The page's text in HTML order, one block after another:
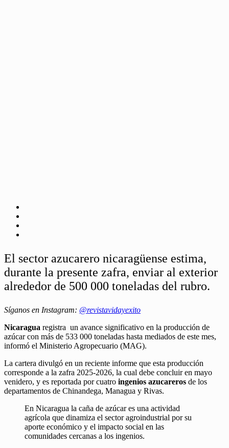
El sector azucarero nicaragüense estima,
durante la presente zafra, enviar al exterior
alrededor de 500 000 toneladas del rubro.
Síganos en Instagram: @revistavidayexito
Nicaragua registra un avance significativo en la producción de
azúcar con más de 533 000 toneladas hasta mediados de este mes,
informó el Ministerio Agropecuario (MAG).
La cartera divulgó en un reciente informe que esta producción
corresponde a la zafra 2025-2026, la cual debe concluir en mayo
venidero, y es reportada por cuatro ingenios azucareros de los
departamentos de Chinandega, Managua y Rivas.
En Nicaragua la caña de azúcar es una actividad
agrícola que dinamiza el sector agroindustrial por su
aporte económico y el impacto social en las
comunidades cercanas a los ingenios.